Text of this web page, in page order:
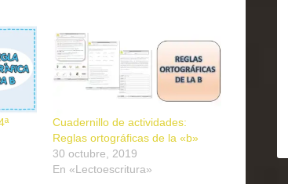
Cuadernillo de actividades:
Reglas ortográficas de la «b»
30 octubre, 2019
En «Lectoescritura»